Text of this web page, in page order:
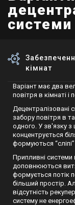
системи
кімнат
Варіант має два
повітря в кімнаті і
Децентралізовані
забору повітря в
одного. У зв'язку з
концентрується
формуються
Припливні системи
доповнюються
формується потік
більший простір.
відсутність
систему не